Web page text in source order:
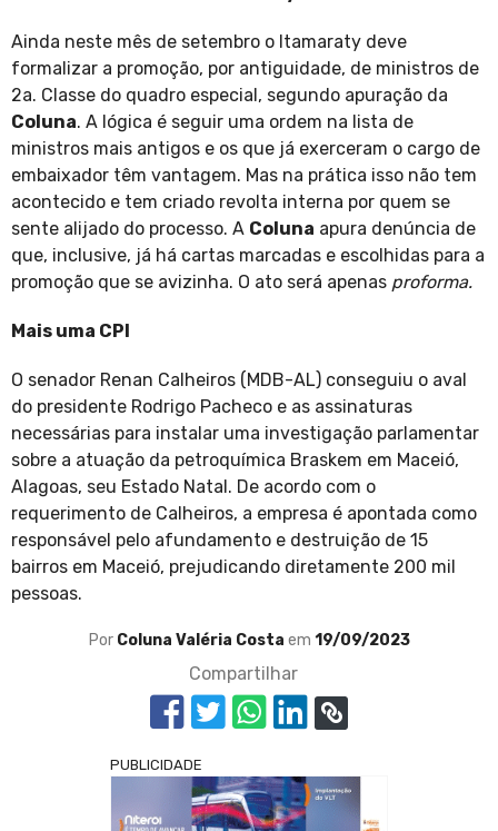
Ainda neste mês de setembro o Itamaraty deve
formalizar a promoção, por antiguidade, de ministros de
2a. Classe do quadro especial, segundo apuração da
Coluna. A lógica é seguir uma ordem na lista de
ministros mais antigos e os que já exerceram o cargo de
embaixador têm vantagem. Mas na prática isso não tem
acontecido e tem criado revolta interna por quem se
sente alijado do processo. A Coluna apura denúncia de
que, inclusive, já há cartas marcadas e escolhidas para a
promoção que se avizinha. O ato será apenas proforma.
Mais uma CPI
O senador Renan Calheiros (MDB-AL) conseguiu o aval
do presidente Rodrigo Pacheco e as assinaturas
necessárias para instalar uma investigação parlamentar
sobre a atuação da petroquímica Braskem em Maceió,
Alagoas, seu Estado Natal. De acordo com o
requerimento de Calheiros, a empresa é apontada como
responsável pelo afundamento e destruição de 15
bairros em Maceió, prejudicando diretamente 200 mil
pessoas.
Por Coluna Valéria Costa em 19/09/2023
Compartilhar
PUBLICIDADE